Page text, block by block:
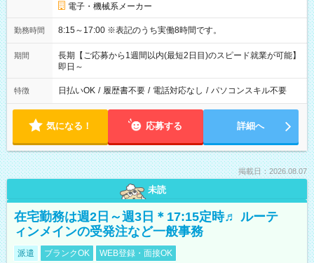
電子・機械系メーカー
勤務時間 8:15～17:00 ※表記のうち実働8時間です。
期間
長期【ご応募から1週間以内(最短2日目)のスピード就業が可能】
即日～
特徴 日払いOK / 履歴書不要 / 電話対応なし / パソコンスキル不要
気になる！ 応募する 詳細へ
掲載日：2026.08.07
未読
在宅勤務は週2日～週3日＊17:15定時♬ ルーテ
ィンメインの受発注など一般事務
派遣 ブランクOK WEB登録・面接OK